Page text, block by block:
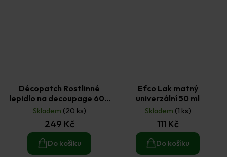
Décopatch Rostlinné
lepidlo na decoupage 600
ml
Skladem (20 ks)
249 Kč
Do košíku
Efco Lak matný
univerzální 50 ml
Skladem (1 ks)
111 Kč
Do košíku